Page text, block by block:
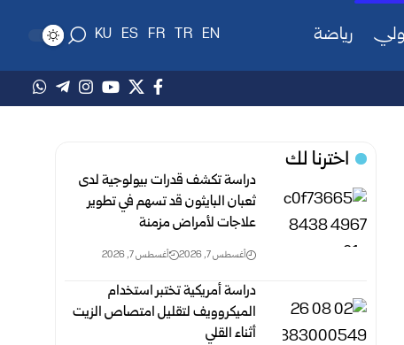
رياضة EN
TR
FR
ES
KU
اخترنا لك
دراسة تكشف قدرات بيولوجية لدى
ثعبان البايثون قد تسهم في تطوير
علاجات لأمراض مزمنة
أغسطس 7, 2026 أغسطس 7, 2026
دراسة أمريكية تختبر استخدام
الميكروويف لتقليل امتصاص الزيت
أثناء القلي